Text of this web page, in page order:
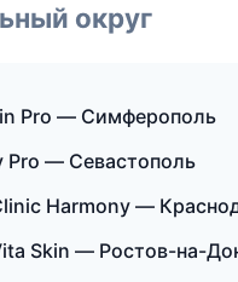
округ
Pro — Симферополь
Pro — Севастополь
Harmony —
Skin — Ростов-на-